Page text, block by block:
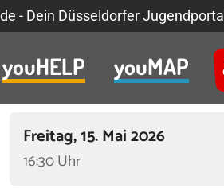
- Dein Düsseldorfer Jugendportal
youHELP youMAP
Freitag, 15. Mai 2026
16:30 Uhr